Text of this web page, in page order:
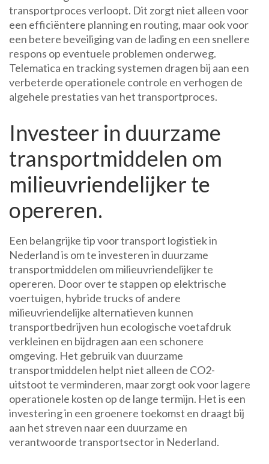
transportproces verloopt. Dit zorgt niet alleen voor
een efficiëntere planning en routing, maar ook voor
een betere beveiliging van de lading en een snellere
respons op eventuele problemen onderweg.
Telematica en tracking systemen dragen bij aan een
verbeterde operationele controle en verhogen de
algehele prestaties van het transportproces.
Investeer in duurzame
transportmiddelen om
milieuvriendelijker te
opereren.
Een belangrijke tip voor transport logistiek in
Nederland is om te investeren in duurzame
transportmiddelen om milieuvriendelijker te
opereren. Door over te stappen op elektrische
voertuigen, hybride trucks of andere
milieuvriendelijke alternatieven kunnen
transportbedrijven hun ecologische voetafdruk
verkleinen en bijdragen aan een schonere
omgeving. Het gebruik van duurzame
transportmiddelen helpt niet alleen de CO2-
uitstoot te verminderen, maar zorgt ook voor lagere
operationele kosten op de lange termijn. Het is een
investering in een groenere toekomst en draagt bij
aan het streven naar een duurzame en
verantwoorde transportsector in Nederland.